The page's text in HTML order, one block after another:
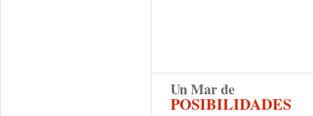
Un Mar de
POSIBILIDADES